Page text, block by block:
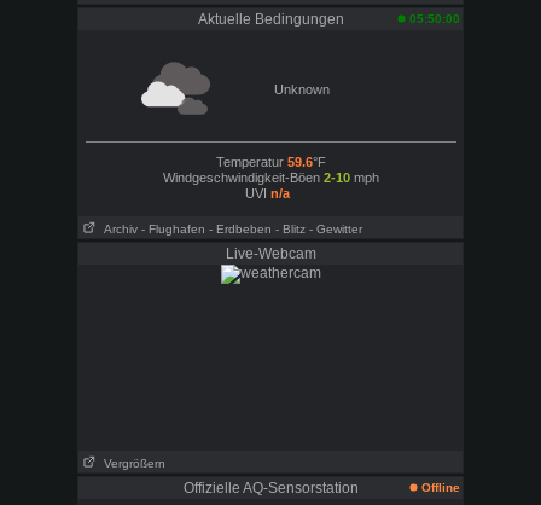
Aktuelle Bedingungen 05:50:00
Unknown
Temperatur 59.6°F
Windgeschwindigkeit-Böen 2-10mph
UVI n/a
Archiv - Flughafen - Erdbeben - Blitz - Gewitter
Live-Webcam
Vergrößern
Offizielle AQ-Sensorstation Offline